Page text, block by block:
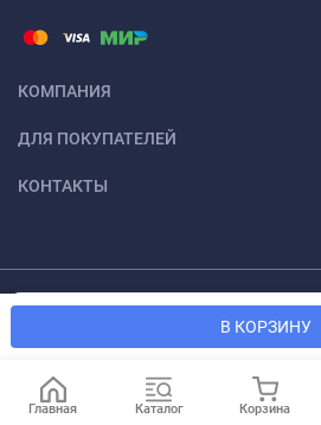
В КОРЗИНУ
КОМПАНИЯ
ДЛЯ ПОКУПАТЕЛЕЙ
КОНТАКТЫ
Главная Каталог Корзина